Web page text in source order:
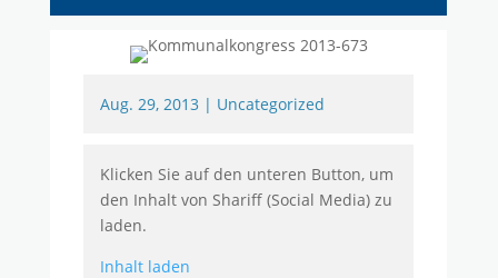
Aug. 29, 2013| Uncategorized
Klicken Sie auf den unteren Button, um
den Inhalt von Shariff (Social Media) zu
laden.
Inhalt laden